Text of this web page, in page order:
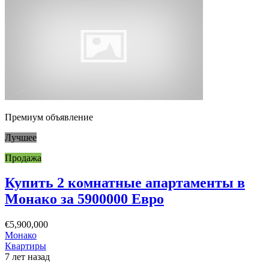
Премиум объявление
Лучшее
Продажа
Купить 2 комнатные апартаменты в
Монако за 5900000 Евро
€5,900,000
Монако
Квартиры
7 лет назад